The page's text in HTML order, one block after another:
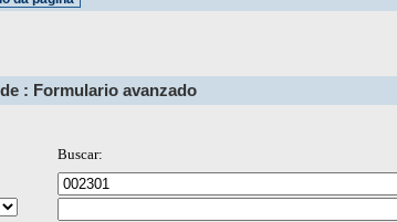
: Formulario avanzado
Buscar: